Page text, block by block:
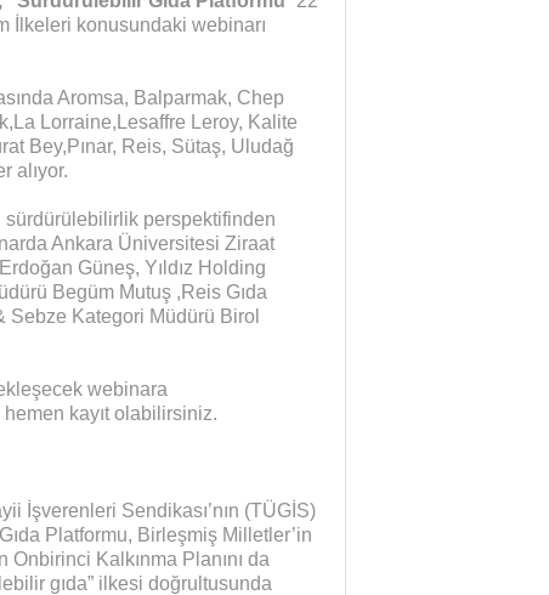
İlkeleri konusundaki webinarı
Aromsa, Balparmak, Chep
Lorraine,Lesaffre Leroy, Kalite
Bey,Pınar, Reis, Sütaş, Uludağ
alıyor.
sürdürülebilirlik perspektifinden
Ankara Üniversitesi Ziraat
Güneş, Yıldız Holding
Begüm Mutuş ,Reis Gıda
Sebze Kategori Müdürü Birol
webinara
kayıt olabilirsiniz.
İşverenleri Sendikası’nın (TÜGİS)
Platformu, Birleşmiş Milletler’in
Kalkınma Planını da
gıda” ilkesi doğrultusunda